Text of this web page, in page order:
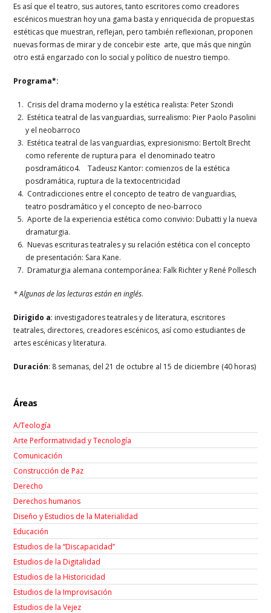
Es así que el teatro, sus autores, tanto escritores como creadores
escénicos muestran hoy una gama basta y enriquecida de propuestas
estéticas que muestran, reflejan, pero también reflexionan, proponen
nuevas formas de mirar y de concebir este arte, que más que ningún
otro está engarzado con lo social y político de nuestro tiempo.
Programa*:
Crisis del drama moderno y la estética realista: Peter Szondi
Estética teatral de las vanguardias, surrealismo: Pier Paolo Pasolini
y el neobarroco
Estética teatral de las vanguardias, expresionismo: Bertolt Brecht
como referente de ruptura para el denominado teatro
posdramático4. Tadeusz Kantor: comienzos de la estética
posdramática, ruptura de la textocentricidad
Contradicciones entre el concepto de teatro de vanguardias,
teatro posdramático y el concepto de neo-barroco
Aporte de la experiencia estética como convivio: Dubatti y la nueva
dramaturgia.
Nuevas escrituras teatrales y su relación estética con el concepto
de presentación: Sara Kane.
Dramaturgia alemana contemporánea: Falk Richter y René Pollesch
* Algunas de las lecturas están en inglés.
Dirigido a: investigadores teatrales y de literatura, escritores
teatrales, directores, creadores escénicos, así como estudiantes de
artes escénicas y literatura.
Duración: 8 semanas, del 21 de octubre al 15 de diciembre (40 horas)
Áreas
A/Teología
Arte Performatividad y Tecnología
Comunicación
Construcción de Paz
Derecho
Derechos humanos
Diseño y Estudios de la Materialidad
Educación
Estudios de la “Discapacidad”
Estudios de la Digitalidad
Estudios de la Historicidad
Estudios de la Improvisación
Estudios de la Vejez